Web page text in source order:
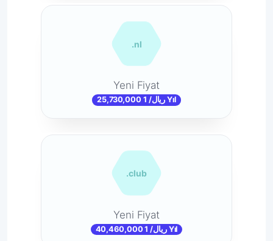
.nl
Yeni Fiyat
25,730,000 ریال/ 1 Yıl
.club
Yeni Fiyat
40,460,000 ریال/ 1 Yıl